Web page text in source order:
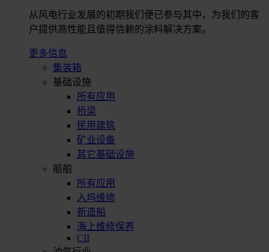
从风电行业发展的初期我们便已参与其中，为我们的客
户提供高性能且值得信赖的涂料解决方案。
更多信息
集装箱
基础设施
所有应用
桥梁
民用建筑
矿业设备
其它基础设施
船舶
所有应用
入坞维修
新造船
海上维修保养
CII